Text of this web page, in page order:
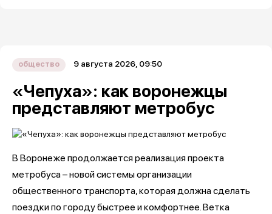
общество 9 августа 2026, 09:50
«Чепуха»: как воронежцы
представляют метробус
В Воронеже продолжается реализация проекта
метробуса – новой системы организации
общественного транспорта, которая должна сделать
поездки по городу быстрее и комфортнее. Ветка